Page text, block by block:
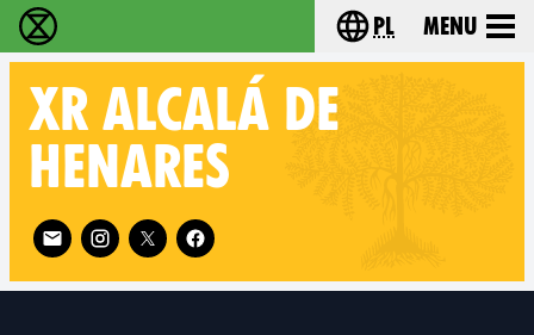
Extinction Rebellion - Home Choose your
pl Menu
XR ALCALÁ DE
HENARES
Follow XR Alcalá de Henares on